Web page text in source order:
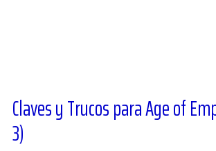
Claves y Trucos para Age of
3)